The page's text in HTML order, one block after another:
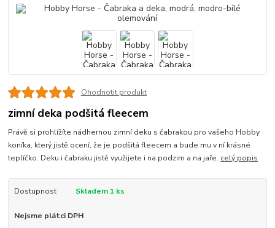
Ohodnotit produkt
zimní deka podšitá fleecem
Právě si prohlížíte nádhernou zimní deku s čabrakou pro vašeho Hobby
koníka, který jistě ocení, že je podšitá fleecem a bude mu v ní krásné
teplíčko. Deku i čabraku jistě využijete i na podzim a na jaře. celý popis
Dostupnost Skladem 1 ks
Nejsme plátci DPH